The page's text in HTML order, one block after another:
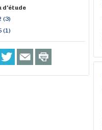
d'étude
(3)
(1)